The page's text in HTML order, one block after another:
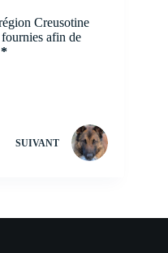
Creusotine
afin de
*
SUIVANT